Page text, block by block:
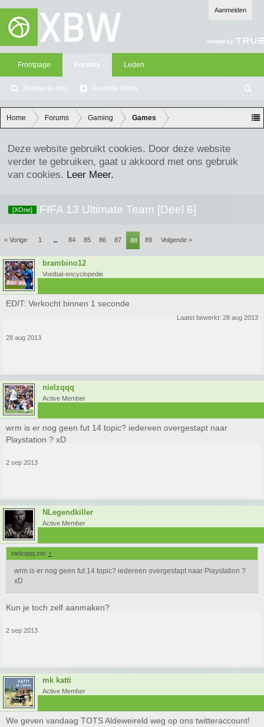
Aanmelden
Frontpage Forums
Zoeken in fora Recente Posts
Leden
oe
ke
n
Home Forums Gaming Games
Deze website gebruikt cookies. Door deze website
verder te gebruiken, gaat u akkoord met ons gebruik
van cookies. Leer Meer.
[XOne] FIFA 13 Ultimate Team [Deel 6]
< Vorige 1 ← 84 85 86 87 88 89 Volgende >
brambino12
Voetbal-encyclopedie
EDIT: Verkocht binnen 1 seconde
Laatst bewerkt: 28 aug 2013
28 aug 2013
nielzqqq
Active Member
wrm is er nog geen fut 14 topic? iedereen overgestapt naar
Playstation ? xD
2 sep 2013
NLegendkiller
Active Member
nielzqqq zei: ↑
wrm is er nog geen fut 14 topic? iedereen overgestapt naar Playstation ?
xD
Kun je toch zelf aanmaken?
2 sep 2013
mk katti
Active Member
We geven vandaag TOTS Aldeweireld weg op ons twitteraccount!